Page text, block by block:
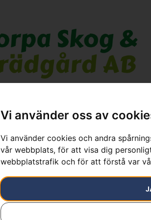
Vi använder oss av
Vi använder cookies och andra
vår webbplats, för att visa dig
webbplatstrafik och för att förstå var